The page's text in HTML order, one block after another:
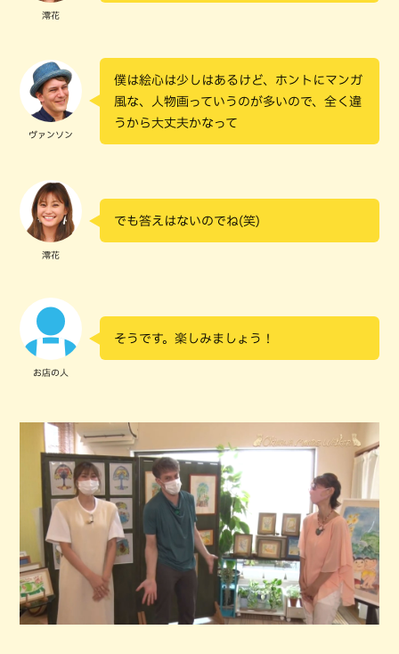
澪花
ヴァンソン
僕は絵心は少しはあるけど、ホントにマンガ
風な、人物画っていうのが多いので、全く違
うから大丈夫かなって
澪花
でも答えはないのでね(笑)
お店の人
そうです。楽しみましょう！